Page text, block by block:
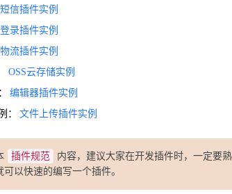
短信插件实例
登录插件实例
物流插件实例
OSS云存储实例
编辑器插件实例
：
文件上传插件实例
插件规范
内容，建议大家在开发插件时，一定要
以快速的编写一个插件。